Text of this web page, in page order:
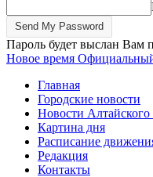
Пароль будет выслан Вам
Новое время Официальный
Главная
Городские новости
Новости Алтайского
Картина дня
Расписание
Редакция
Контакты